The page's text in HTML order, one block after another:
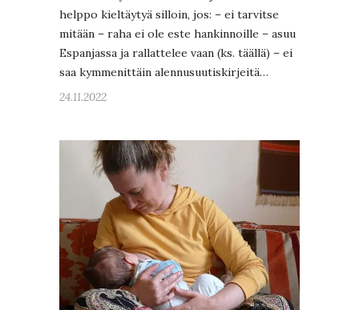
helppo kieltäytyä silloin, jos: – ei tarvitse
mitään – raha ei ole este hankinnoille – asuu
Espanjassa ja rallattelee vaan (ks. täällä) – ei
saa kymmenittäin alennusuutiskirjeitä…
24.11.2022